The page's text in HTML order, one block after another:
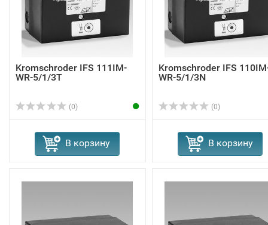
Kromschroder IFS 111IM-
WR-5/1/3T
(0)
В корзину
Kromschroder IFS
WR-5/1/3N
(0)
В корзину